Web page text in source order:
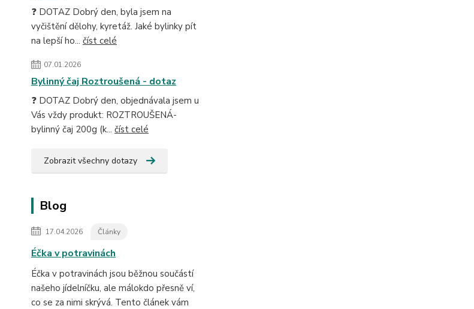
❓ DOTAZ Dobrý den, byla jsem na
vyčištění dělohy, kyretáž. Jaké bylinky pít
na lepší ho... číst celé
07.01.2026
Bylinný čaj Roztroušená - dotaz
❓ DOTAZ Dobrý den, objednávala jsem u
Vás vždy produkt: ROZTROUŠENÁ-
bylinný čaj 200g (k... číst celé
Zobrazit všechny dotazy
Blog
17.04.2026 Články
Éčka v potravinách
Éčka v potravinách jsou běžnou součástí
našeho jídelníčku, ale málokdo přesně ví,
co se za nimi skrývá. Tento článek vám